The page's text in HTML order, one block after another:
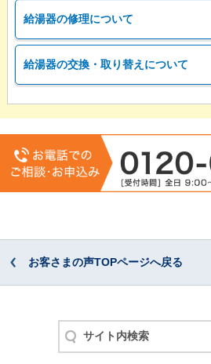
給湯器の修理について
給湯器の交換・取り替えについて
お客さまの声TOPページへ戻る